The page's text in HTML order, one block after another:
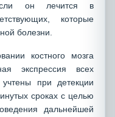
он лечится в
которые
болезни.
костного мозга
экспрессия всех
при детекции
сроках с целью
дальнейшей